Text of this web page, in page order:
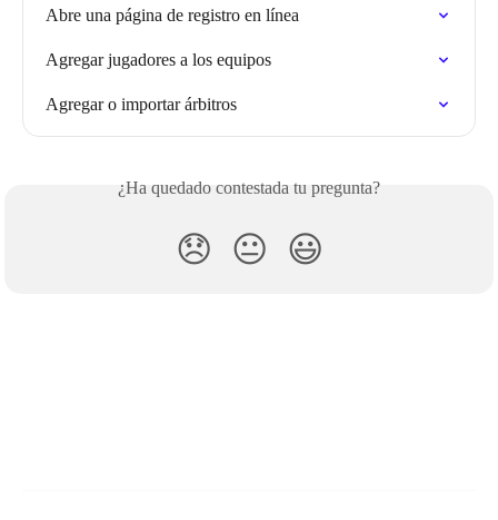
Abre una página de registro en línea
Agregar jugadores a los equipos
Agregar o importar árbitros
¿Ha quedado contestada tu pregunta?
😞 😐 😃